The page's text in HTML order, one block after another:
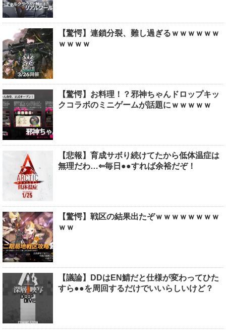
【驚愕】連鎖分裂、難し過ぎるｗｗｗｗｗｗ
ｗｗｗｗ
【驚愕】お料理！？邪神ちゃんドロップキッ
クコラボのミニゲームが話題にｗｗｗｗｗ
【悲報】育成サボり続けてたから低体温症は
無理だわ…⇐毎日●●すれば余裕だぞ！
【驚愕】戦区の結果出たぞｗｗｗｗｗｗｗｗ
ｗｗ
【議論】DDはEN鯖だと仕様が変わってひた
すら●●を周回するだけでいいらしいけど？